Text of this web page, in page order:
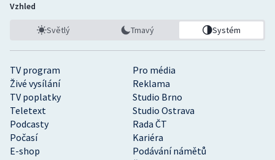
TV program
Pro média
Živé vysílání
Reklama
TV poplatky
Studio Brno
Teletext
Studio Ostrava
Podcasty
Rada ČT
Počasí
Kariéra
E-shop
Podávání námětů
Vzhled
Světlý Tmavý Systém